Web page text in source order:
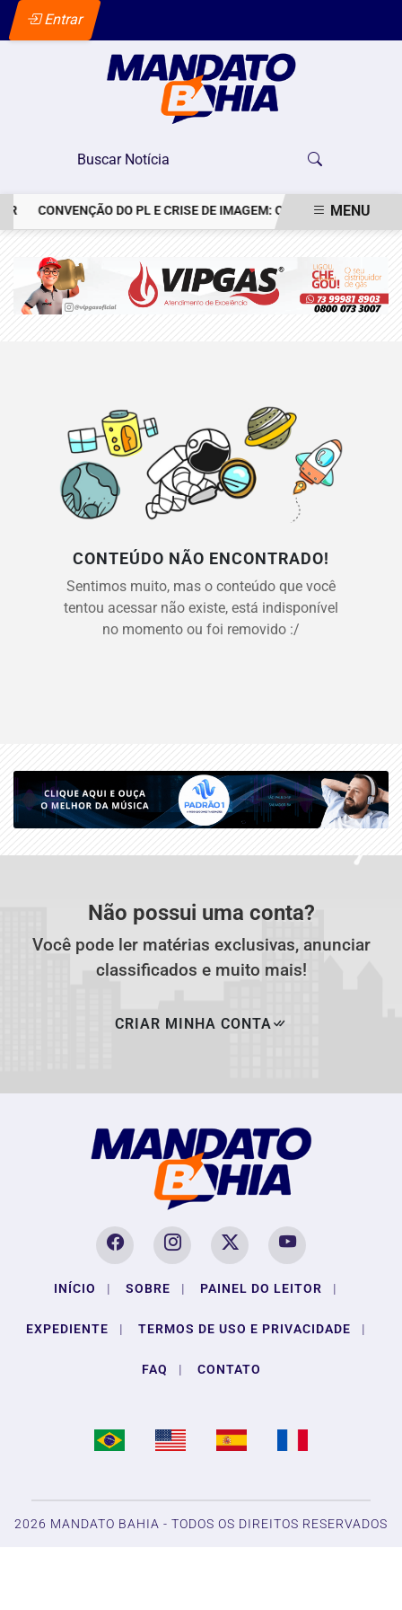
Entrar
CONVENÇÃO DO PL E CRISE DE IMAGEM: OS BASTIDORES DO
MENU
CONTEÚDO NÃO ENCONTRADO!
Sentimos muito, mas o conteúdo que você
tentou acessar não existe, está indisponível
no momento ou foi removido :/
Não possui uma conta?
Você pode ler matérias exclusivas, anunciar
classificados e muito mais!
CRIAR MINHA CONTA
INÍCIO | SOBRE | PAINEL DO LEITOR |
EXPEDIENTE | TERMOS DE USO E PRIVACIDADE |
FAQ | CONTATO
2026 MANDATO BAHIA - TODOS OS DIREITOS RESERVADOS
Termos de Uso e Privacidade
Privacidade.